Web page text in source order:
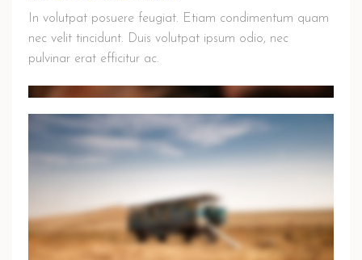
MARCH 21, 2019
YELLOW MOOD AND AUTUMN THINGS
In volutpat posuere feugiat. Etiam condimentum quam
nec velit tincidunt. Duis volutpat ipsum odio, nec
pulvinar erat efficitur ac.